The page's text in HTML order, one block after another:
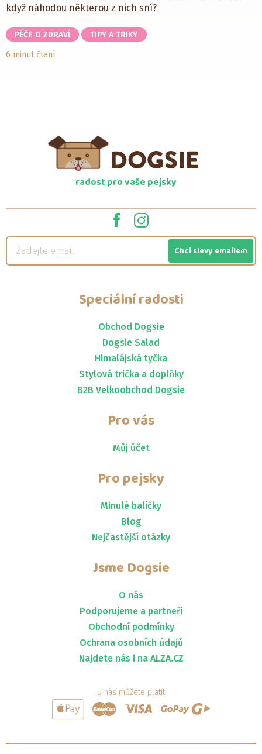
když náhodou některou z nich sní?
PÉČE O ZDRAVÍ
TIPY A TRIKY
6 minut čtení
radost pro vaše pejsky
Chci slevy emailem
Speciální radosti
Obchod Dogsie
Dogsie Salad
Himalájská tyčka
Stylová trička a doplňky
B2B Velkoobchod Dogsie
Pro vás
Můj účet
Pro pejsky
Minulé balíčky
Blog
Nejčastější otázky
Jsme Dogsie
O nás
Podporujeme a partneři
Obchodní podmínky
Ochrana osobních údajů
Najdete nás i na ALZA.CZ
U nás můžete platit